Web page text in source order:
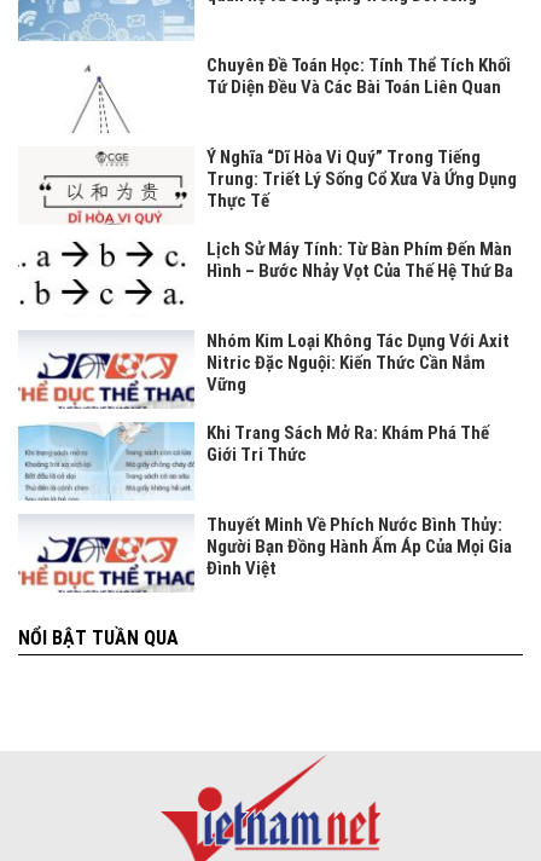
Chuyên Đề Toán Học: Tính Thể Tích Khối
Tứ Diện Đều Và Các Bài Toán Liên Quan
Ý Nghĩa “Dĩ Hòa Vi Quý” Trong Tiếng
Trung: Triết Lý Sống Cổ Xưa Và Ứng Dụng
Thực Tế
Lịch Sử Máy Tính: Từ Bàn Phím Đến Màn
Hình – Bước Nhảy Vọt Của Thế Hệ Thứ Ba
Nhóm Kim Loại Không Tác Dụng Với Axit
Nitric Đặc Nguội: Kiến Thức Cần Nắm
Vững
Khi Trang Sách Mở Ra: Khám Phá Thế
Giới Tri Thức
Thuyết Minh Về Phích Nước Bình Thủy:
Người Bạn Đồng Hành Ấm Áp Của Mọi Gia
Đình Việt
NỔI BẬT TUẦN QUA